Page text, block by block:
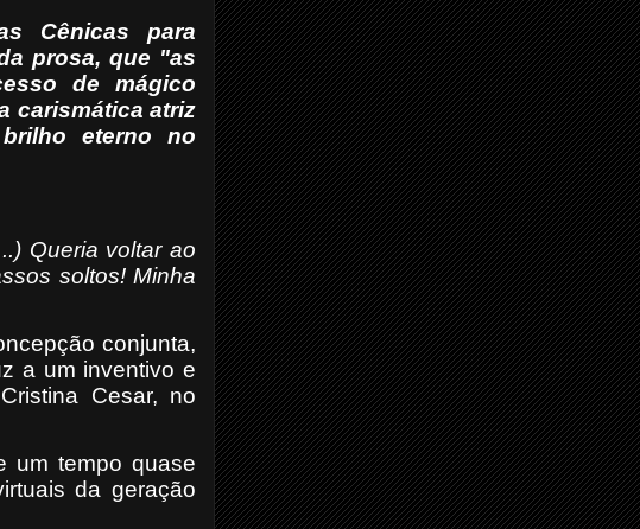
Cênicas para
prosa,que "as
de mágico
carismática atriz
eterno no
Queria voltar ao
soltos! Minha
conjunta,
a um inventivo e
Cesar, no
um tempo quase
da geração